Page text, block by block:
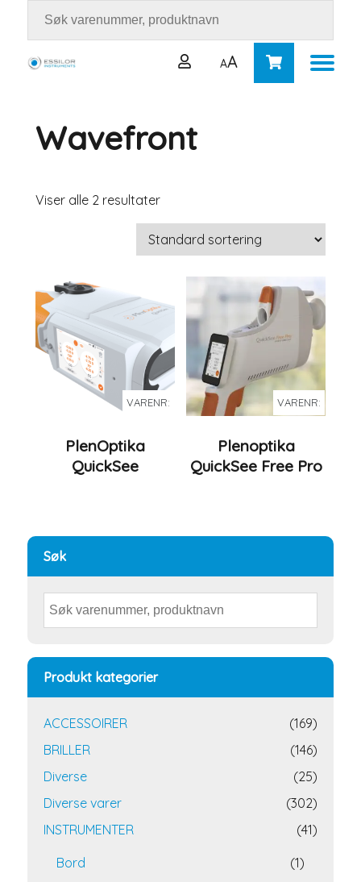
Brukernavn eller e-postadresse
Husk meg
Mistet passordet ditt?
AA
Wavefront
Viser alle 2 resultater
VARENR:
PlenOptika
QuickSee
VARENR:
Plenoptika
QuickSee Free Pro
Søk
Produkt kategorier
ACCESSOIRER
(169)
BRILLER
(146)
Diverse
(25)
Diverse varer
(302)
INSTRUMENTER
(41)
Bord
(1)